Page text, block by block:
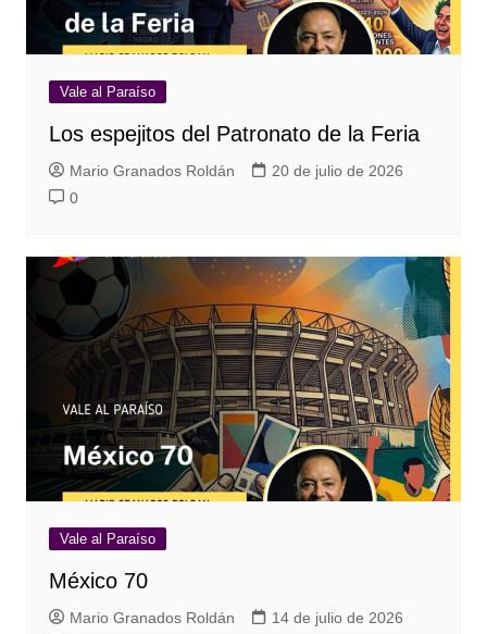
Vale al Paraíso
Los espejitos del Patronato de la Feria
Mario Granados Roldán
20 de julio de 2026
0
Vale al Paraíso
México 70
Mario Granados Roldán
14 de julio de 2026